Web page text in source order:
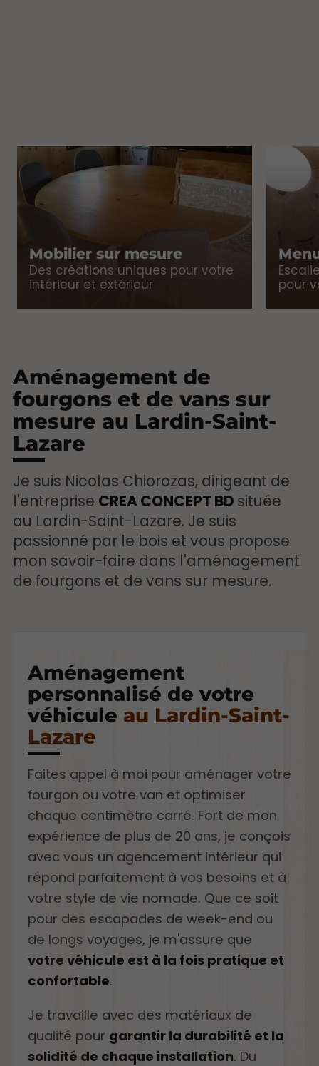
Mobilier sur mesure
Des créations uniques pour votre
intérieur et extérieur
pour
Aménagement de
fourgons et de vans sur
mesure au Lardin-Saint-
Lazare
Je suis Nicolas Chiorozas, dirigeant de
l'entreprise CREA CONCEPT BD située
au Lardin-Saint-Lazare. Je suis
passionné par le bois et vous propose
mon savoir-faire dans l'aménagement
de fourgons et de vans sur mesure.
Aménagement
personnalisé de votre
véhicule au Lardin-Saint-
Lazare
Faites appel à moi pour aménager votre
fourgon ou votre van et optimiser
chaque centimètre carré. Fort de mon
expérience de plus de 20 ans, je conçois
avec vous un agencement intérieur qui
répond parfaitement à vos besoins et à
votre style de vie nomade. Que ce soit
pour des escapades de week-end ou
de longs voyages, je m'assure que
votre véhicule est à la fois pratique et
confortable.
Je travaille avec des matériaux de
qualité pour garantir la durabilité et la
solidité de chaque installation. Du